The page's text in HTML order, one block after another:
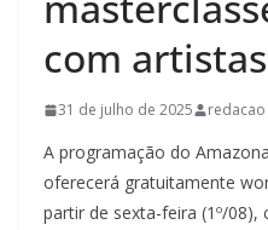
com
31 de julho de 2025 redacao
A programação do
oferecerá gratuitamente
partir de sexta-feira (1º/